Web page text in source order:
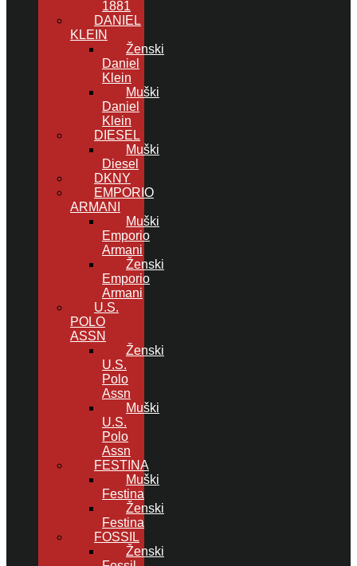
1881
DANIEL
KLEIN
Ženski
Daniel
Klein
Muški
Daniel
Klein
DIESEL
Muški
Diesel
DKNY
EMPORIO
ARMANI
Muški
Emporio
Armani
Ženski
Emporio
Armani
U.S.
POLO
ASSN
Ženski
U.S.
Polo
Assn
Muški
U.S.
Polo
Assn
FESTINA
Muški
Festina
Ženski
Festina
FOSSIL
Ženski